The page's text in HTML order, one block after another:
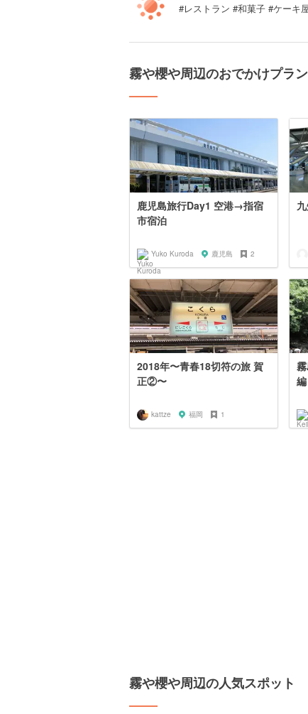
#レストラン #和菓子 #ケーキ
霧や櫻や周辺のおでかけプラン
鹿児島旅行Day1 空港→指宿
市宿泊
Yuko Kuroda 鹿児島 2
2018年〜青春18切符の旅 賀
正②〜
kattze 福岡 1
編
霧や櫻や周辺の人気スポット